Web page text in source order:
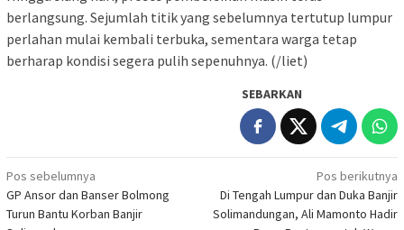
berlangsung. Sejumlah titik yang sebelumnya tertutup lumpur
perlahan mulai kembali terbuka, sementara warga tetap
berharap kondisi segera pulih sepenuhnya. (/liet)
SEBARKAN
Navigasi
pos
Pos sebelumnya
GP Ansor dan Banser Bolmong
Turun Bantu Korban Banjir
Pos berikutnya
Di Tengah Lumpur dan Duka Banjir
Solimandungan, Ali Mamonto Hadir